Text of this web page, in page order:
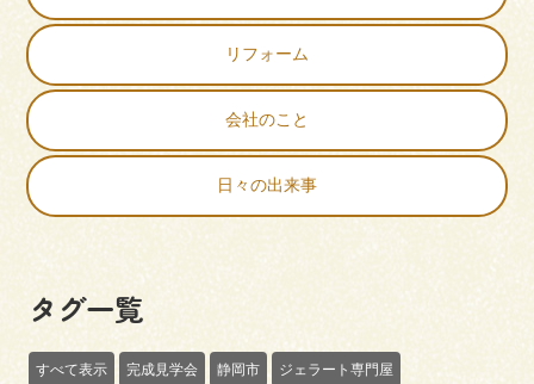
リフォーム
会社のこと
日々の出来事
タグ一覧
すべて表示 完成見学会 静岡市 ジェラート専門屋